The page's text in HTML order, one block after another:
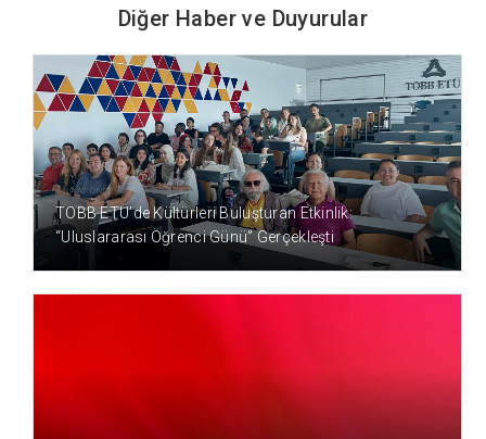
Diğer Haber ve Duyurular
4 SAAT ÖNCE
TOBB ETÜ’de Kültürleri Buluşturan Etkinlik:
“Uluslararası Öğrenci Günü” Gerçekleşti